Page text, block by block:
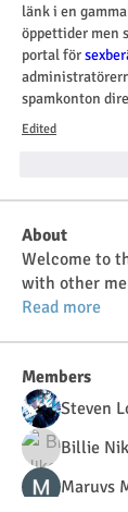
länk i en
öppettider men
portal för
spamkonton
Edited
About
Welcome to
with other
Read more
Members
Steven
Billie
Maruvs